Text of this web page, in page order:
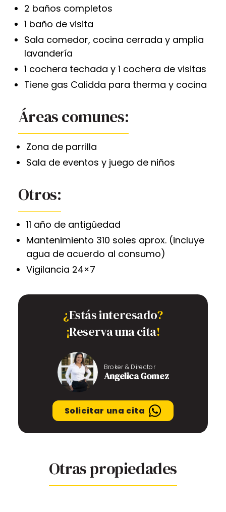
2 baños completos
1 baño de visita
Sala comedor, cocina cerrada y amplia
lavandería
1 cochera techada y 1 cochera de visitas
Tiene gas Calidda para therma y cocina
Áreas comunes:
Zona de parrilla
Sala de eventos y juego de niños
Otros:
11 año de antigüedad
Mantenimiento 310 soles aprox. (incluye
agua de acuerdo al consumo)
Vigilancia 24×7
¿Estás interesado?
¡Reserva una cita!
Broker & Director
Angelica Gomez
Solicitar una cita
Otras propiedades